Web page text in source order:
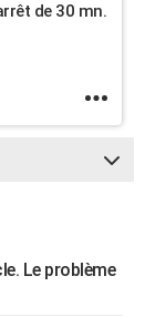
de 30 mn.
Le problème